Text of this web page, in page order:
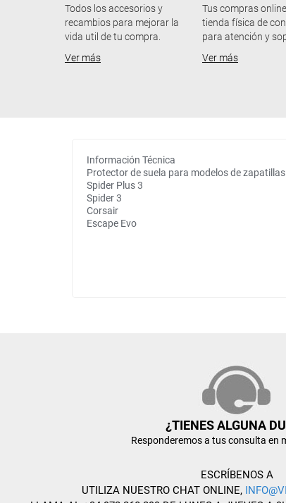
Todos los accesorios y
recambios para mejorar la
vida util de tu compra.
Ver más
Tus compras
tienda física de
para atención y
Ver más
Información Técnica
Protector de suela para modelos de
Spider Plus 3
Spider 3
Corsair
Escape Evo
¿TIENES ALGUNA
Responderemos a tus consulta en
ESCRÍBENOS A
UTILIZA NUESTRO CHAT ONLINE,